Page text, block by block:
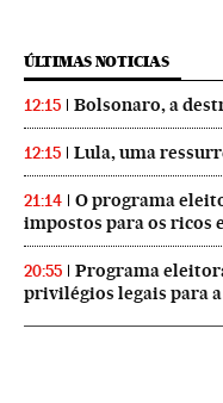
ÚLTIMAS NOTICIAS
12:15 Bolsonaro, a
12:15 Lula, uma
21:14
O programa
impostos para os ricos
20:55
Programa
privilégios legais para